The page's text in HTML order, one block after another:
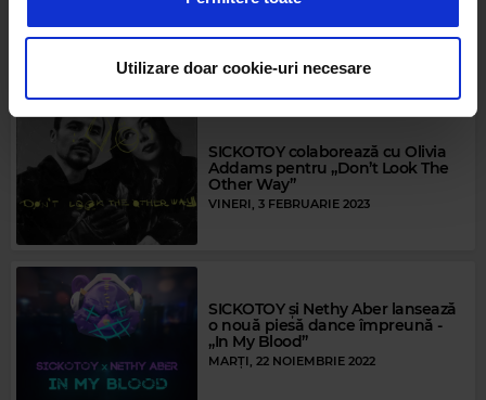
privire la modul în care folosiți site-ul nostru. Aceștia le
pot combina cu alte informații oferite de dvs. sau culese
în urma folosirii serviciilor lor.
Utilizare doar cookie-uri necesare
LUNI, 20 FEBRUARIE 2023
SICKOTOY colaborează cu Olivia
Addams pentru „Don’t Look The
Other Way”
VINERI, 3 FEBRUARIE 2023
SICKOTOY și Nethy Aber lansează
o nouă piesă dance împreună -
„In My Blood”
MARȚI, 22 NOIEMBRIE 2022